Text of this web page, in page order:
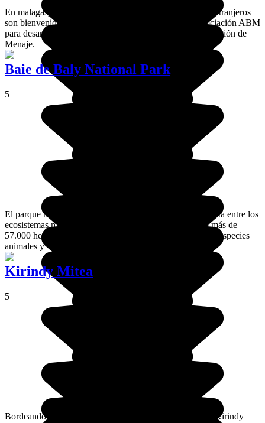
En malagasy, Tsaravahiny se traduce como "donde los extranjeros
son bienvenidos". Este centro ha sido creado por la asociación ABM
para desarrollar el turismo rural con los habitantes de la región de
Menaje.
Baie de Baly National Park
5
El parque nacional de la Bahía de Baly es la unión perfecta entre los
ecosistemas marinos y terrestres. Con una extensión de más de
57.000 hectáreas, esta reserva es el refugio de numerosas especies
animales y vegetales.
Kirindy Mitea
5
Bordeando el canal de Mozambique, el parque nacional Kirindy